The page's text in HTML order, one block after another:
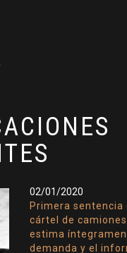
02/01/2020
Primera sentencia
cártel de
estima
demanda y el